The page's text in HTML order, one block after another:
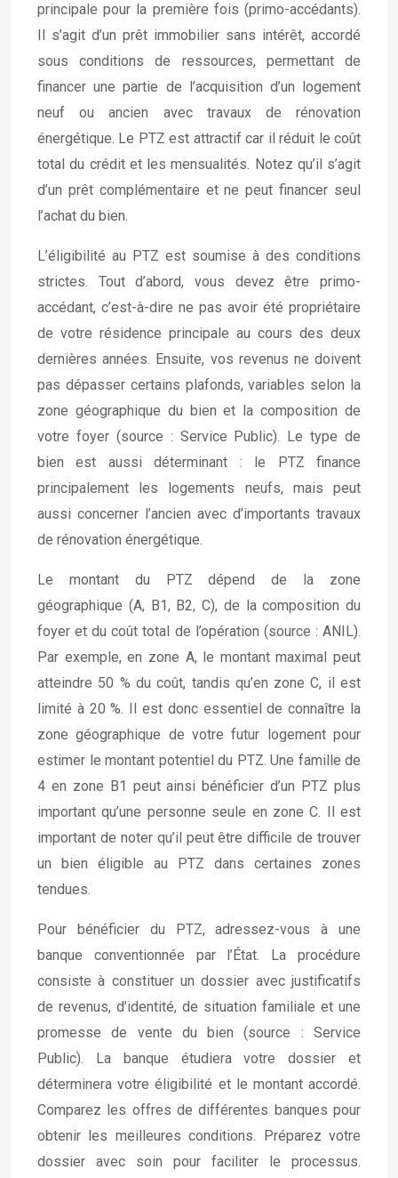
principale pour la première fois (primo-accédants).
Il s’agit d’un prêt immobilier sans intérêt, accordé
sous conditions de ressources, permettant de
financer une partie de l’acquisition d’un logement
neuf ou ancien avec travaux de rénovation
énergétique. Le PTZ est attractif car il réduit le coût
total du crédit et les mensualités. Notez qu’il s’agit
d’un prêt complémentaire et ne peut financer seul
l’achat du bien.
L’éligibilité au PTZ est soumise à des conditions
strictes. Tout d’abord, vous devez être primo-
accédant, c’est-à-dire ne pas avoir été propriétaire
de votre résidence principale au cours des deux
dernières années. Ensuite, vos revenus ne doivent
pas dépasser certains plafonds, variables selon la
zone géographique du bien et la composition de
votre foyer (source : Service Public). Le type de
bien est aussi déterminant : le PTZ finance
principalement les logements neufs, mais peut
aussi concerner l’ancien avec d’importants travaux
de rénovation énergétique.
Le montant du PTZ dépend de la zone
géographique (A, B1, B2, C), de la composition du
foyer et du coût total de l’opération (source : ANIL).
Par exemple, en zone A, le montant maximal peut
atteindre 50 % du coût, tandis qu’en zone C, il est
limité à 20 %. Il est donc essentiel de connaître la
zone géographique de votre futur logement pour
estimer le montant potentiel du PTZ. Une famille de
4 en zone B1 peut ainsi bénéficier d’un PTZ plus
important qu’une personne seule en zone C. Il est
important de noter qu’il peut être difficile de trouver
un bien éligible au PTZ dans certaines zones
tendues.
Pour bénéficier du PTZ, adressez-vous à une
banque conventionnée par l’État. La procédure
consiste à constituer un dossier avec justificatifs
de revenus, d’identité, de situation familiale et une
promesse de vente du bien (source : Service
Public). La banque étudiera votre dossier et
déterminera votre éligibilité et le montant accordé.
Comparez les offres de différentes banques pour
obtenir les meilleures conditions. Préparez votre
dossier avec soin pour faciliter le processus.